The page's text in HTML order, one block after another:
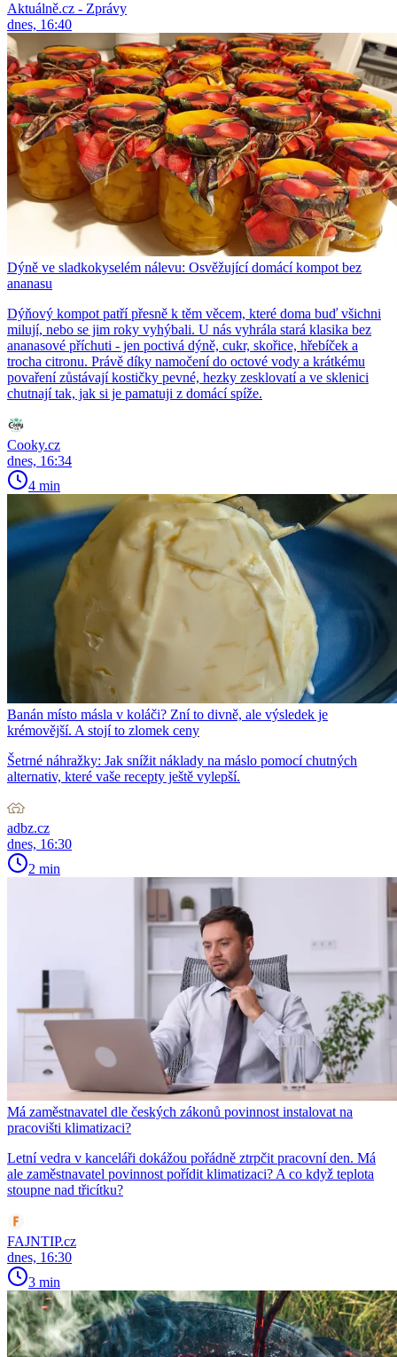
Aktuálně.cz - Zprávy
dnes, 16:40
Dýně ve sladkokyselém nálevu: Osvěžující domácí kompot bez
ananasu
Dýňový kompot patří přesně k těm věcem, které doma buď všichni
milují, nebo se jim roky vyhýbali. U nás vyhrála stará klasika bez
ananasové příchuti - jen poctivá dýně, cukr, skořice, hřebíček a
trocha citronu. Právě díky namočení do octové vody a krátkému
povaření zůstávají kostičky pevné, hezky zesklovatí a ve sklenici
chutnají tak, jak si je pamatuji z domácí spíže.
Cooky.cz
dnes, 16:34
4 min
Banán místo másla v koláči? Zní to divně, ale výsledek je
krémovější. A stojí to zlomek ceny
Šetrné náhražky: Jak snížit náklady na máslo pomocí chutných
alternativ, které vaše recepty ještě vylepší.
adbz.cz
dnes, 16:30
2 min
Má zaměstnavatel dle českých zákonů povinnost instalovat na
pracovišti klimatizaci?
Letní vedra v kanceláři dokážou pořádně ztrpčit pracovní den. Má
ale zaměstnavatel povinnost pořídit klimatizaci? A co když teplota
stoupne nad třicítku?
FAJNTIP.cz
dnes, 16:30
3 min